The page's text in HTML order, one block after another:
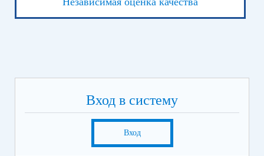
Вход в систему
Вход